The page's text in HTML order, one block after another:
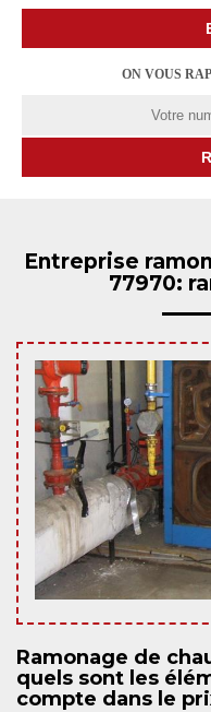
ON VOUS
Entreprise
77970:
Ramonage de
quels sont les
compte dans le